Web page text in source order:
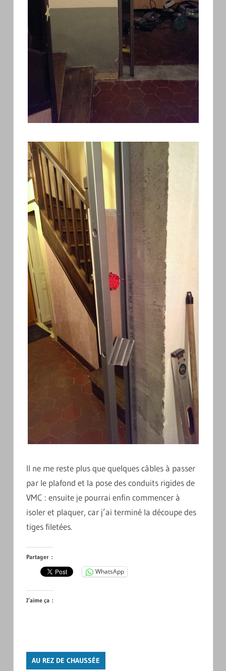
Il ne me reste plus que quelques câbles à passer
par le plafond et la pose des conduits rigides de
VMC : ensuite je pourrai enfin commencer à
isoler et plaquer, car j’ai terminé la découpe des
tiges filetées.
Partager :
WhatsApp
J’aime ça :
AU REZ DE CHAUSSÉE